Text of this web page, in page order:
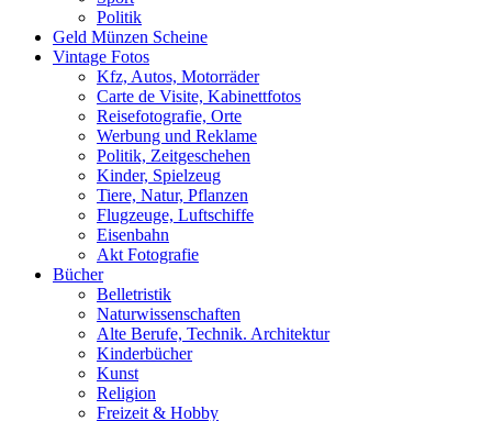
Politik
Geld Münzen Scheine
Vintage Fotos
Kfz, Autos, Motorräder
Carte de Visite, Kabinettfotos
Reisefotografie, Orte
Werbung und Reklame
Politik, Zeitgeschehen
Kinder, Spielzeug
Tiere, Natur, Pflanzen
Flugzeuge, Luftschiffe
Eisenbahn
Akt Fotografie
Bücher
Belletristik
Naturwissenschaften
Alte Berufe, Technik. Architektur
Kinderbücher
Kunst
Religion
Freizeit & Hobby